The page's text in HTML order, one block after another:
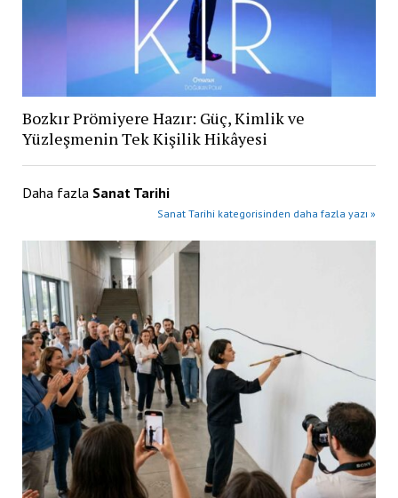
Bozkır Prömiyere Hazır: Güç, Kimlik ve
Yüzleşmenin Tek Kişilik Hikâyesi
Daha fazla Sanat Tarihi
Sanat Tarihi kategorisinden daha fazla yazı »